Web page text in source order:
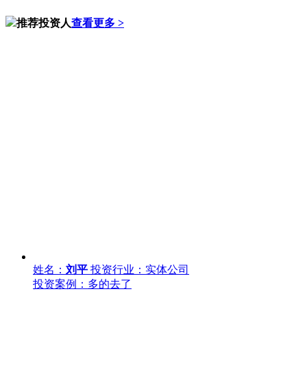
推荐投资人查看更多 >
姓名： 刘平 投资行业：实体公司
投资案例：多的去了